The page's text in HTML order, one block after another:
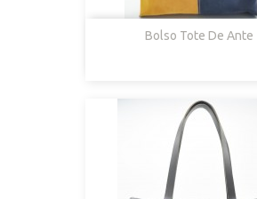
Bolso Tote De Ante